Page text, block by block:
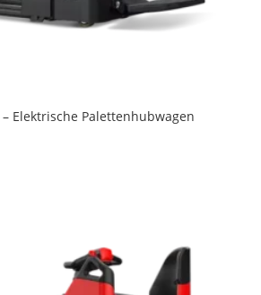
– Elektrische Palettenhubwagen